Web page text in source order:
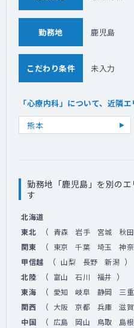
勤務地 鹿児島
こだわり条件 未入力
「心療内科」について、近隣
熊本
勤務地「鹿児島」を別の
す
北海道
東北
（ 青森 岩手 宮城 秋田
関東 （ 東京 千葉 埼玉 神
甲信越 （ 山梨 長野 新潟 ）
北陸 （ 富山 石川 福井 ）
東海 （ 愛知 岐阜 静岡 三重
関西 （ 大阪 京都 兵庫 滋賀
中国 （ 広島 岡山 鳥取 島根